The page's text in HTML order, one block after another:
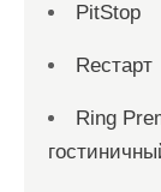
PitStop
Reстарт
Ring